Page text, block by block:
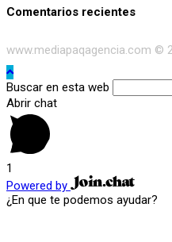
Comentarios recientes
www.mediapaqagencia.com ©
Buscar en esta web
Abrir chat
1
Powered by
¿En que te podemos ayudar?